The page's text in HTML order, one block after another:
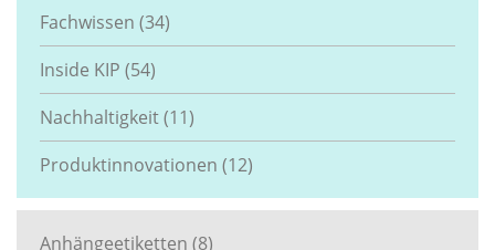
Fachwissen (34)
Inside KIP (54)
Nachhaltigkeit(11)
Produktinnovationen (12)
Anhängeetiketten (8)